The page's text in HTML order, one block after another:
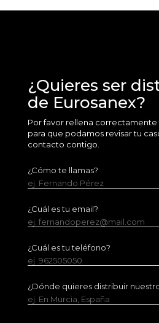
¿Quieres ser
de Eurosanex?
Por favor rellena
para que podamos revisar tu
contacto contigo.
¿Cómo te llamas?
ej. Fernando Pérez
¿Cuál es tu email?
ej. fernandoperez@mail.com
¿Cuál es tu teléfono?
ej. 962505050
¿Dónde quieres distribuir
ej. En Murcia, España